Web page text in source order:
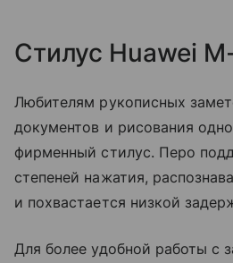
Стилус Huawei
Любителям рукописных
документов и рисования
фирменный стилус. Перо
степеней нажатия,
и похвастается низкой
Для более удобной работы с